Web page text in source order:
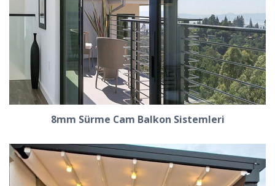
8mm Sürme Cam Balkon Sistemleri